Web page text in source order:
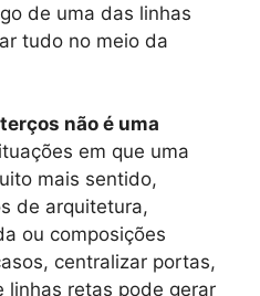
de uma das linhas
tudo no meio da
não é uma
em que uma
mais sentido,
de arquitetura,
ou composições
centralizar portas,
linhas retas pode gerar